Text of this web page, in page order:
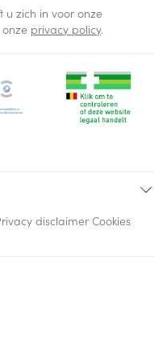
u zich in voor onze
privacy policy.
disclaimer Cookies